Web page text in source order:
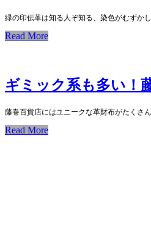
緑の印伝革は知る人ぞ知る、染色がむずか
Read More
ギミック系も多い！
藤巻百貨店にはユニークな革財布がたくさ
Read More